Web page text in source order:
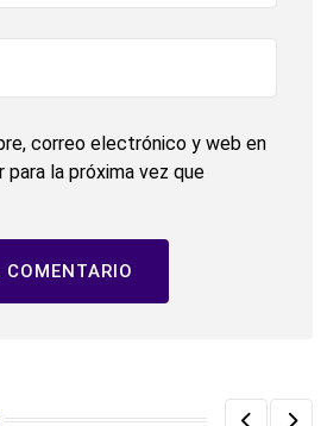
correo electrónico y web en
para la próxima vez que